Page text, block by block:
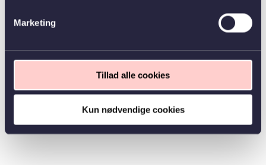
Marketing
Tillad alle cookies
Kun nødvendige cookies